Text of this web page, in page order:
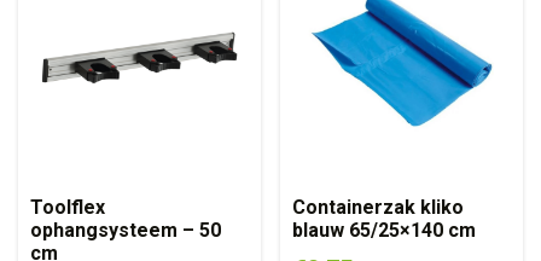
Toolflex
ophangsysteem – 50
cm
Containerzak kliko
blauw 65/25×140 cm